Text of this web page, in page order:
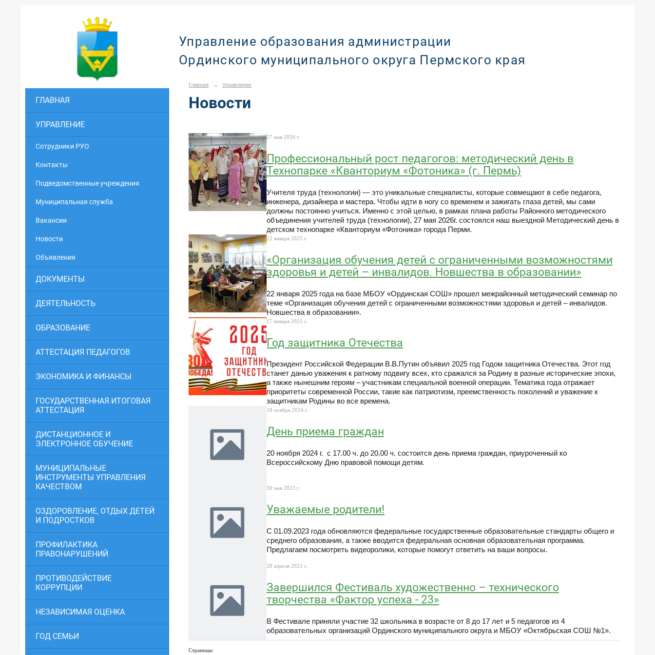
ГЛАВНАЯ
УПРАВЛЕНИЕ
Cотрудники РУО
Контакты
Подведомственные учреждения
Муниципальная служба
Вакансии
Новости
Объявления
ДОКУМЕНТЫ
ДЕЯТЕЛЬНОСТЬ
ОБРАЗОВАНИЕ
АТТЕСТАЦИЯ ПЕДАГОГОВ
ЭКОНОМИКА И ФИНАНСЫ
ГОСУДАРСТВЕННАЯ ИТОГОВАЯ
АТТЕСТАЦИЯ
ДИСТАНЦИОННОЕ И
ЭЛЕКТРОННОЕ ОБУЧЕНИЕ
МУНИЦИПАЛЬНЫЕ
ИНСТРУМЕНТЫ УПРАВЛЕНИЯ
КАЧЕСТВОМ
ОЗДОРОВЛЕНИЕ, ОТДЫХ ДЕТЕЙ
И ПОДРОСТКОВ
ПРОФИЛАКТИКА
ПРАВОНАРУШЕНИЙ
ПРОТИВОДЕЙСТВИЕ
КОРРУПЦИИ
НЕЗАВИСИМАЯ ОЦЕНКА
ГОД СЕМЬИ
Управление образования администрации
Ординского муниципального округа Пермского края
Главная → Управление
Новости
27 мая 2026 г.
Профессиональный рост педагогов: методический день в
Технопарке «Кванториум «Фотоника» (г. Пермь)
Учителя труда (технологии) — это уникальные специалисты, которые совмещают в себе педагога,
инженера, дизайнера и мастера. Чтобы идти в ногу со временем и зажигать глаза детей, мы сами
должны постоянно учиться. Именно с этой целью, в рамках плана работы Районного методического
объединения учителей труда (технологии), 27 мая 2026г. состоялся наш выездной Методический день в
детском технопарке «Кванториум «Фотоника» города Перми.
22 января 2025 г.
«Организация обучения детей с ограниченными возможностями
здоровья и детей – инвалидов. Новшества в образовании»
22 января 2025 года на базе МБОУ «Ординская СОШ» прошел межрайонный методический семинар по
теме «Организация обучения детей с ограниченными возможностями здоровья и детей – инвалидов.
Новшества в образовании».
17 января 2025 г.
Год защитника Отечества
Президент Российской Федерации В.В.Путин объявил 2025 год Годом защитника Отечества. Этот год
станет данью уважения к ратному подвигу всех, кто сражался за Родину в разные исторические эпохи,
а также нынешним героям – участникам специальной военной операции. Тематика года отражает
приоритеты современной России, такие как патриотизм, преемственность поколений и уважение к
защитникам Родины во все времена.
18 ноября 2024 г.
День приема граждан
20 ноября 2024 г. с 17.00 ч. до 20.00 ч. состоится день приема граждан, приуроченный ко
Всероссийскому Дню правовой помощи детям.
30 мая 2023 г.
Уважаемые родители!
С 01.09.2023 года обновляются федеральные государственные образовательные стандарты общего и
среднего образования, а также вводится федеральная основная образовательная программа.
Предлагаем посмотреть видеоролики, которые помогут ответить на ваши вопросы.
28 апреля 2023 г.
Завершился Фестиваль художественно – технического
творчества «Фактор успеха - 23»
В Фестивале приняли участие 32 школьника в возрасте от 8 до 17 лет и 5 педагогов из 4
образовательных организаций Ординского муниципального округа и МБОУ «Октябрьская СОШ №1».
Страницы: